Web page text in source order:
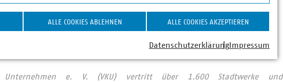
Unternehmen e. V. (VKU) vertritt über 1.600 Stadtwerke und
ALLE COOKIES ABLEHNEN ALLE COOKIES AKZEPTIEREN
Datenschutzerklärung Impressum